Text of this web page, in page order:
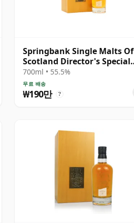
Springbank Single Malts Of
Scotland Director's Special
Scotch 25년산
700ml • 55.5%
무료 배송
₩190만 ?